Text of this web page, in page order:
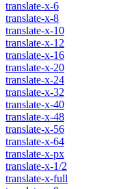
translate-x-6
translate-x-8
translate-x-10
translate-x-12
translate-x-16
translate-x-20
translate-x-24
translate-x-32
translate-x-40
translate-x-48
translate-x-56
translate-x-64
translate-x-px
translate-x-1/2
translate-x-full